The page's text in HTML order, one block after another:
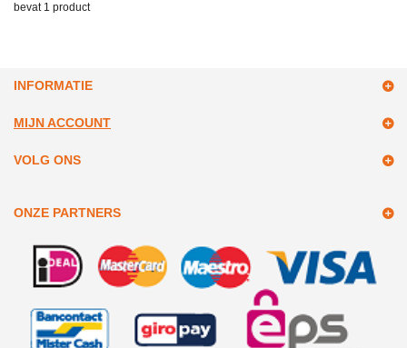
bevat 1 product
INFORMATIE
MIJN ACCOUNT
VOLG ONS
ONZE PARTNERS